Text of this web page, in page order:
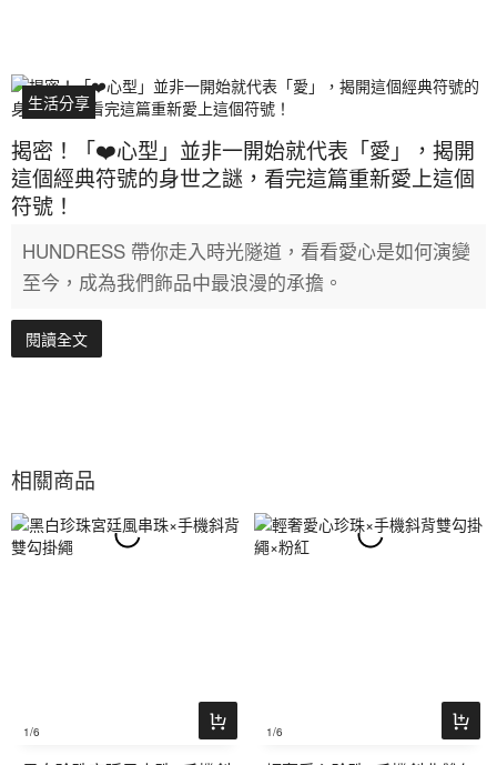
生活分享
揭密！「❤️心型」並非一開始就代表「愛」，揭開
這個經典符號的身世之謎，看完這篇重新愛上這個
符號！
HUNDRESS 帶你走入時光隧道，看看愛心是如何演變
至今，成為我們飾品中最浪漫的承擔。
閱讀全文
相關商品
1/6 1/6